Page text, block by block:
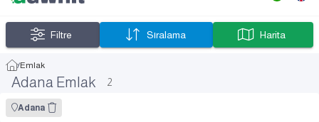
Filtre Sıralama Harita
/Emlak
Adana Emlak 2
Adana